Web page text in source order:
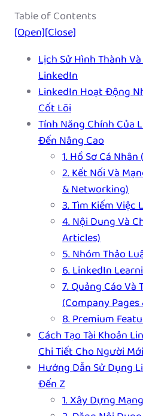
Table of Contents
[Open][Close]
Lịch Sử Hình Thành
LinkedIn
LinkedIn Hoạt Động
Cốt Lõi
Tính Năng Chính Của
Đến Nâng Cao
1. Hồ Sơ Cá
2. Kết Nối Và
& Networking)
3. Tìm Kiếm Việc
4. Nội Dung Và
Articles)
5. Nhóm Thảo
6. LinkedIn
7. Quảng Cáo Và
(Company Pages
8. Premium
Cách Tạo Tài Khoản
Chi Tiết Cho Người Mới
Hướng Dẫn Sử Dụng
Đến Z
1. Xây Dựng